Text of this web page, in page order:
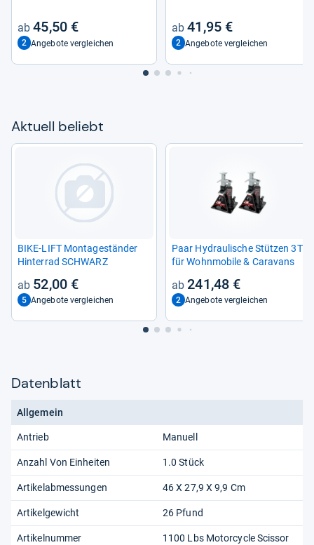
45,50 €
2 Angebote vergleichen
41,95 €
2 Angebote vergleichen
Aktu­ell beliebt
BIKE-​LIFT Mon­ta­gestän­der
Hin­ter­rad SCHWARZ
52,00 €
5 Angebote vergleichen
Paar Hydrau­li­sche Stüt­zen 3T
für Wohn­mo­bile & Cara­vans
241,48 €
2 Angebote vergleichen
Datenblatt
Allgemein
Antrieb Manuell
Anzahl Von Einheiten 1.0 Stück
Artikelabmessungen 46 X 27,9 X 9,9 Cm
Artikelgewicht 26 Pfund
Artikelnummer
1100 Lbs Motorcycle Scissor